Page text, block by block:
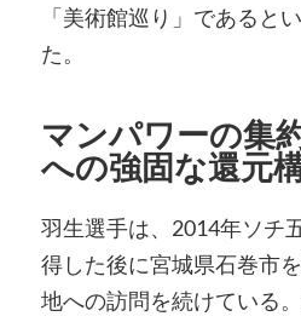
「美術館巡り」であると
た。
マンパワーの集
への強固な還元
羽生選手は、2014年ソチ
得した後に宮城県石巻市
地への訪問を続けている